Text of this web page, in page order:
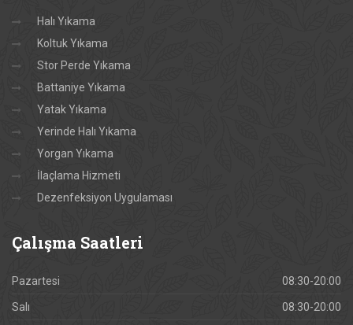
Halı Yıkama
Koltuk Yıkama
Stor Perde Yıkama
Battaniye Yıkama
Yatak Yıkama
Yerinde Halı Yıkama
Yorgan Yıkama
İlaçlama Hizmeti
Dezenfeksiyon Uygulaması
Çalışma Saatleri
Pazartesi 08:30-20:00
Salı 08:30-20:00